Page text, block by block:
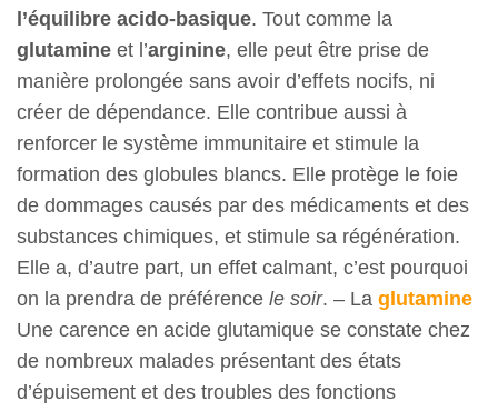
l’équilibre acido-basique. Tout comme la
glutamine et l’arginine, elle peut être prise de
manière prolongée sans avoir d’effets nocifs, ni
créer de dépendance. Elle contribue aussi à
renforcer le système immunitaire et stimule la
formation des globules blancs. Elle protège le foie
de dommages causés par des médicaments et des
substances chimiques, et stimule sa régénération.
Elle a, d’autre part, un effet calmant, c’est pourquoi
on la prendra de préférence le soir. – La glutamine
Une carence en acide glutamique se constate chez
de nombreux malades présentant des états
d’épuisement et des troubles des fonctions